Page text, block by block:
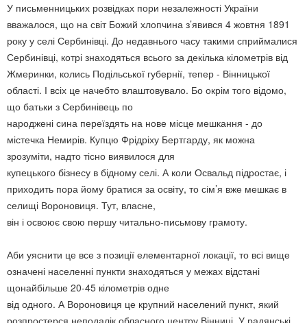
У письменницьких розвідках пори незалежності України
вважалося, що на світ Божий хлопчина з’явився 4 жовтня 1891
року у селі Сербинівці. До недавнього часу такими сприймалися
Сербинівці, котрі знаходяться всього за декілька кілометрів від
Жмеринки, колись Подільської губернії, тепер - Вінницької
області. І всіх це начебто влаштовувало. Бо окрім того відомо,
що батьки з Сербинівець по
народжені сина переїздять на нове місце мешкання - до
містечка Немирів. Купцю Фрідріху Бертгарду, як можна
зрозуміти, надто тісно виявилося для
купецького бізнесу в бідному селі. А коли Освальд підростає, і
приходить пора йому братися за освіту, то сім’я вже мешкає в
селищі Вороновиця. Тут, власне,
він і освоює свою першу читально-письмову грамоту.
Аби уяснити це все з позиції елементарної локації, то всі вище
означені населенні пункти знаходяться у межах відстані
щонайбільше 20-45 кілометрів одне
від одного. А Вороновиця це крупний населений пункт, який
розпростерся неподалік обласного центру Вінниці. У радянські